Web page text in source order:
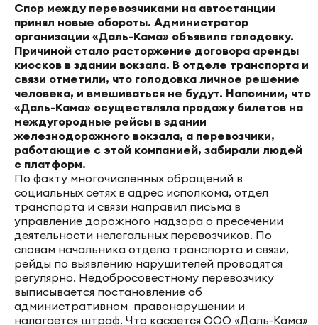
Спор между перевозчиками на автостанции
принял новые обороты. Администратор
организации «Даль-Кама» объявила голодовку.
Причиной стало расторжение договора аренды
киосков в здании вокзала. В отделе транспорта и
связи отметили, что голодовка личное решение
человека, и вмешиваться не будут. Напомним, что
«Даль-Кама» осуществляла продажу билетов на
междугородные рейсы в здании
железнодорожного вокзала, а перевозчики,
работающие с этой компанией, забирали людей
с платформ.
По факту многочисленных обращений в
социальных сетях в адрес исполкома, отдел
транспорта и связи направил письма в
управление дорожного надзора о пресечении
деятельности нелегальных перевозчиков. По
словам начальника отдела транспорта и связи,
рейды по выявлению нарушителей проводятся
регулярно. Недобросовестному перевозчику
выписывается постановление об
административном правонарушении и
налагается штраф. Что касается ООО «Даль-Кама»